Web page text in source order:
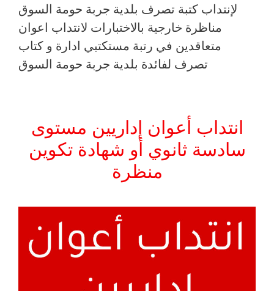
لإنتداب كتبة تصرف بلدية جربة حومة السوق
مناظرة خارجية بالاختبارات لانتداب اعوان
متعاقدين في رتبة مستكتبي ادارة و كتاب
انتداب أعوان إداريين مستوى
سادسة ثانوي أو شهادة تكوين
منظرة